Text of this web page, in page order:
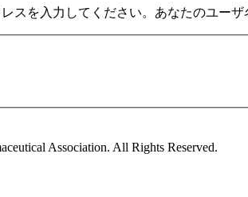
スを入力してください。あなたのユー
Association. All Rights Reserved.